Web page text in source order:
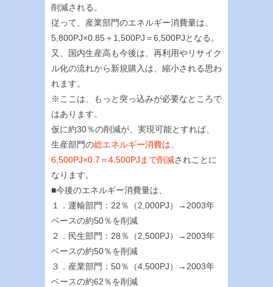
削減される。
従って、産業部門のエネルギー消費量は、
5,800PJ×0.85＋1,500PJ＝6,500PJとなる。
又、国内生産高も今後は、再利用やリサイク
ル化の流れから新規購入は、縮小される思わ
れます。
※ここは、もっと突っ込みが必要なところで
はあります。
仮に約30％の削減が、実現可能とすれば、
生産部門の総エネルギー消費は、
6,500PJ×0.7＝4,500PJまで削減されことに
なります。
■今後のエネルギー消費量は、
１．運輸部門：22％（2,000PJ）→2003年
ベースの約50％を削減
２．民生部門：28％（2,500PJ）→2003年
ベースの約50％を削減
３．産業部門：50％（4,500PJ）→2003年
ベースの約62％を削減